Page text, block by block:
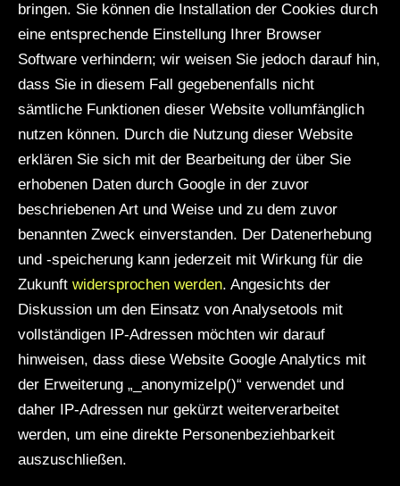
bringen. Sie können die Installation der Cookies durch
eine entsprechende Einstellung Ihrer Browser
Software verhindern; wir weisen Sie jedoch darauf hin,
dass Sie in diesem Fall gegebenenfalls nicht
sämtliche Funktionen dieser Website vollumfänglich
nutzen können. Durch die Nutzung dieser Website
erklären Sie sich mit der Bearbeitung der über Sie
erhobenen Daten durch Google in der zuvor
beschriebenen Art und Weise und zu dem zuvor
benannten Zweck einverstanden. Der Datenerhebung
und -speicherung kann jederzeit mit Wirkung für die
Zukunft widersprochen werden. Angesichts der
Diskussion um den Einsatz von Analysetools mit
vollständigen IP-Adressen möchten wir darauf
hinweisen, dass diese Website Google Analytics mit
der Erweiterung „_anonymizeIp()“ verwendet und
daher IP-Adressen nur gekürzt weiterverarbeitet
werden, um eine direkte Personenbeziehbarkeit
auszuschließen.